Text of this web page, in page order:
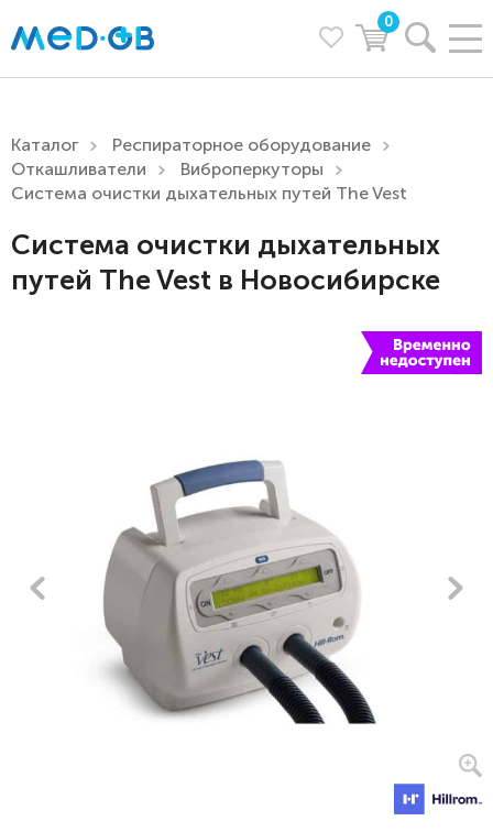
0
Каталог
Респираторное оборудование
Откашливатели
Виброперкуторы
Система очистки дыхательных путей The Vest
Система очистки дыхательных
путей The Vest в Новосибирске